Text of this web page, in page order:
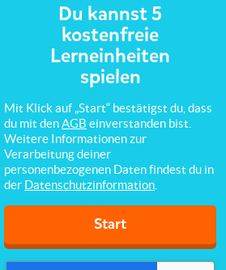
Top 10
Du kannst 5
kostenfreie
Lerneinheiten
spielen
Mit Klick auf „Start“ bestätigst du, dass
du mit denAGB einverstanden bist.
Weitere Informationen zur
Verarbeitung deiner
personenbezogenen Daten findest du in
der Datenschutzinformation
Start